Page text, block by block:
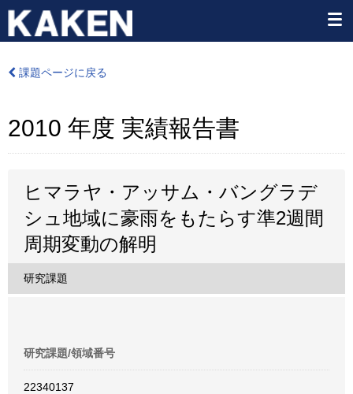
課題ページに戻る
2010 年度 実績報告書
ヒマラヤ・アッサム・バングラデ
シュ地域に豪雨をもたらす準2週間
周期変動の解明
研究課題
研究課題/領域番号
22340137